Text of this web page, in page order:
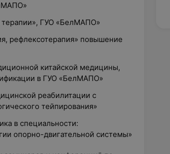
ГУО «БелМАПО»
рефлексотерапия» повышение
китайской медицины,
в ГУО «БелМАПО»
реабилитации с
тейпирования»
в специальности:
опорно-двигательной системы»